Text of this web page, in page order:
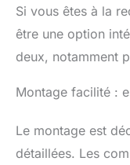
Si vous êtes à la
être une option
deux, notamment
Montage facilité :
Le montage est
détaillées. Les